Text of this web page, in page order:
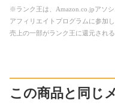
※ランク王は、Amazon.co.jpアソ
アフィリエイトプログラムに参加
売上の一部がランク王に還元される
この商品と同じ